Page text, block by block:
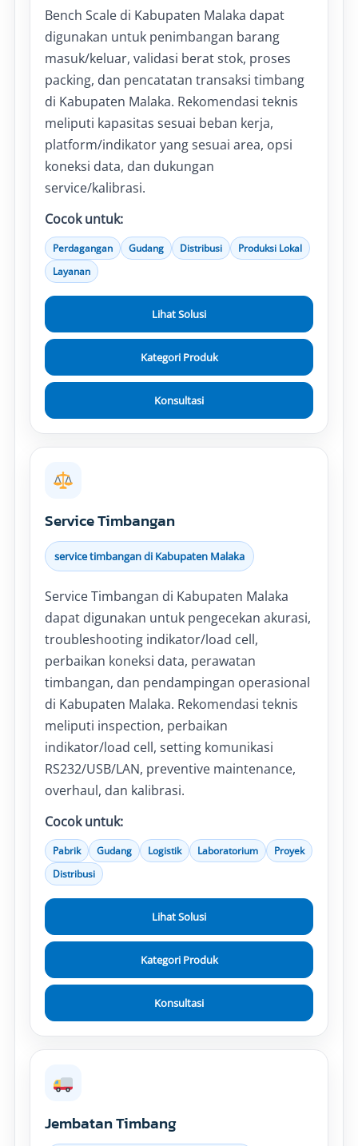
Bench Scale di Kabupaten Malaka dapat
digunakan untuk penimbangan barang
masuk/keluar, validasi berat stok, proses
packing, dan pencatatan transaksi timbang
di Kabupaten Malaka. Rekomendasi teknis
meliputi kapasitas sesuai beban kerja,
platform/indikator yang sesuai area, opsi
koneksi data, dan dukungan
service/kalibrasi.
Cocok untuk:
Perdagangan Gudang Distribusi
Produksi Lokal
Layanan
Lihat Solusi
Kategori Produk
Konsultasi
Service Timbangan
service timbangan di Kabupaten Malaka
Service Timbangan di Kabupaten Malaka
dapat digunakan untuk pengecekan akurasi,
troubleshooting indikator/load cell,
perbaikan koneksi data, perawatan
timbangan, dan pendampingan operasional
di Kabupaten Malaka. Rekomendasi teknis
meliputi inspection, perbaikan
indikator/load cell, setting komunikasi
RS232/USB/LAN, preventive maintenance,
overhaul, dan kalibrasi.
Cocok untuk:
Pabrik Gudang Logistik Laboratorium
Proyek
Distribusi
Lihat Solusi
Kategori Produk
Konsultasi
Jembatan Timbang